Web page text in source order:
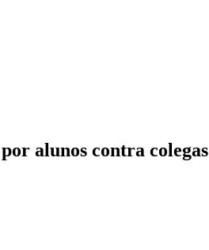
alunos contra colegas